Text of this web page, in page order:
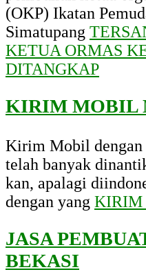
(OKP) Ikatan
Simatupang
KETUA ORMAS
DITANGKAP
KIRIM MOBIL
Kirim Mobil dengan
telah banyak
kan, apalagi
dengan yang KIRIM
JASA
BEKASI